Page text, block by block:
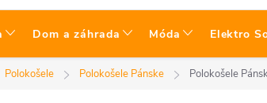
Dom a záhrada Móda Elektro
Polokošele Polokošele Pánske Polokošele